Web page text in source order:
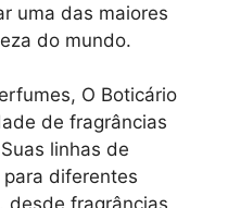
uma das maiores
do mundo.
O Boticário
de fragrâncias
linhas de
diferentes